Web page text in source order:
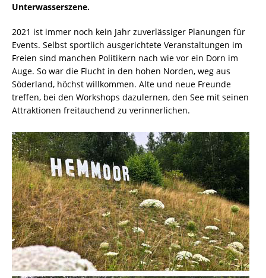
Unterwasserszene.
2021 ist immer noch kein Jahr zuverlässiger Planungen für
Events. Selbst sportlich ausgerichtete Veranstaltungen im
Freien sind manchen Politikern nach wie vor ein Dorn im
Auge. So war die Flucht in den hohen Norden, weg aus
Söderland, höchst willkommen. Alte und neue Freunde
treffen, bei den Workshops dazulernen, den See mit seinen
Attraktionen freitauchend zu verinnerlichen.